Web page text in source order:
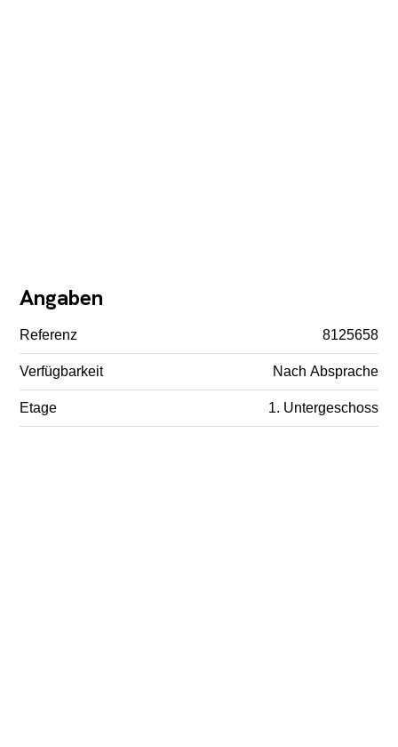
Angaben
Referenz 8125658
Verfügbarkeit Nach Absprache
Etage 1. Untergeschoss